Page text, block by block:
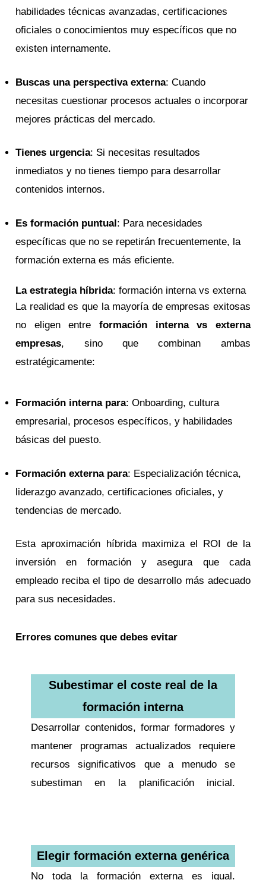
habilidades técnicas avanzadas, certificaciones
oficiales o conocimientos muy específicos que no
existen internamente.
Buscas una perspectiva externa: Cuando
necesitas cuestionar procesos actuales o incorporar
mejores prácticas del mercado.
Tienes urgencia: Si necesitas resultados
inmediatos y no tienes tiempo para desarrollar
contenidos internos.
Es formación puntual: Para necesidades
específicas que no se repetirán frecuentemente, la
formación externa es más eficiente.
La estrategia híbrida: formación interna vs externa
La realidad es que la mayoría de empresas exitosas
no eligen entre formación interna vs externa
empresas, sino que combinan ambas
estratégicamente:
Formación interna para: Onboarding, cultura
empresarial, procesos específicos, y habilidades
básicas del puesto.
Formación externa para: Especialización técnica,
liderazgo avanzado, certificaciones oficiales, y
tendencias de mercado.
Esta aproximación híbrida maximiza el ROI de la
inversión en formación y asegura que cada
empleado reciba el tipo de desarrollo más adecuado
para sus necesidades.
Errores comunes que debes evitar
Subestimar el coste real de la
formación interna
Desarrollar contenidos, formar formadores y
mantener programas actualizados requiere
recursos significativos que a menudo se
subestiman en la planificación inicial.
Elegir formación externa genérica
No toda la formación externa es igual.